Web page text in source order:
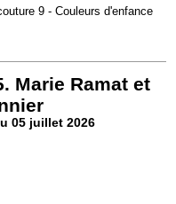
9 - Couleurs d'enfance
Marie Ramat et
05 juillet 2026